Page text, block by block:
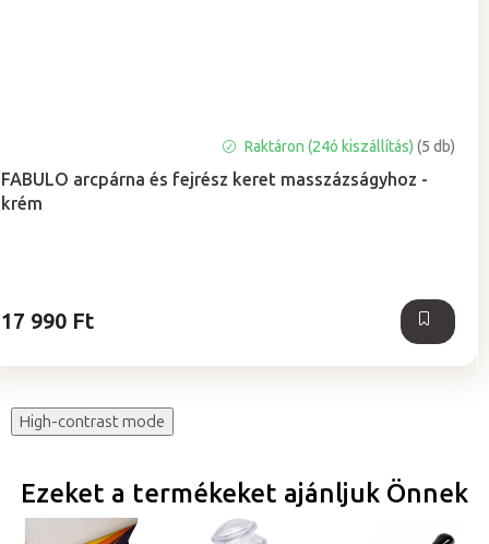
FABULO arcpárna és fejrész keret masszázságyhoz -
krém
átlagos
értékelése
Raktáron (24ó kiszállítás)(5 db)
17 990 Ft
High-contrast mode
Ezeket a termékeket ajánljuk Önnek